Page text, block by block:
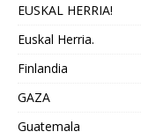
EUSKAL HERRIA!
Euskal Herria.
Finlandia
GAZA
Guatemala